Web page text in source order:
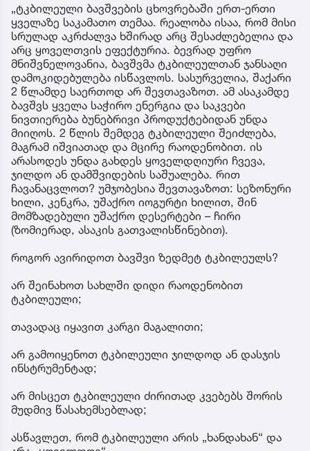
„ტკბილეული ბავშვების ცხოვრებაში ერთ-ერთი
ყველაზე საკამათო თემაა. რეალობა ისაა, რომ მისი
სრულად აკრძალვა ხშირად არც შესაძლებელია და
არც ყოველთვის ეფექტურია. ბევრად უფრო
მნიშვნელოვანია, ბავშვმა ტკბილეულთან ჯანსაღი
დამოკიდებულება ისწავლოს. სასურველია, შაქარი
2 წლამდე საერთოდ არ შევთავაზოთ. ამ ასაკამდე
ბავშვს ყველა საჭირო ენერგია და საკვები
ნივთიერება ბუნებრივი პროდუქტებიდან უნდა
მიიღოს. 2 წლის შემდეგ ტკბილეული შეიძლება,
მაგრამ იშვიათად და მცირე რაოდენობით. ის
არასოდეს უნდა გახდეს ყოველდღიური ჩვევა,
ჯილდო ან დამშვიდების საშუალება. რით
ჩავანაცვლოთ? უმჯობესია შევთავაზოთ: სეზონური
ხილი, კენკრა, უშაქრო იოგურტი ხილით, შინ
მომზადებული უშაქრო დესერტები – ჩირი
(ზომიერად, ასაკის გათვალისწინებით).
როგორ ავირიდოთ ბავშვი ზედმეტ ტკბილეულს?
არ შეინახოთ სახლში დიდი რაოდენობით
ტკბილეული;
თავადაც იყავით კარგი მაგალითი;
არ გამოიყენოთ ტკბილეული ჯილდოდ ან დასჯის
ინსტრუმენტად;
არ მისცეთ ტკბილეული ძირითად კვებებს შორის
მუდმივ წასახემსებლად;
ასწავლეთ, რომ ტკბილეული არის „ხანდახან“ და